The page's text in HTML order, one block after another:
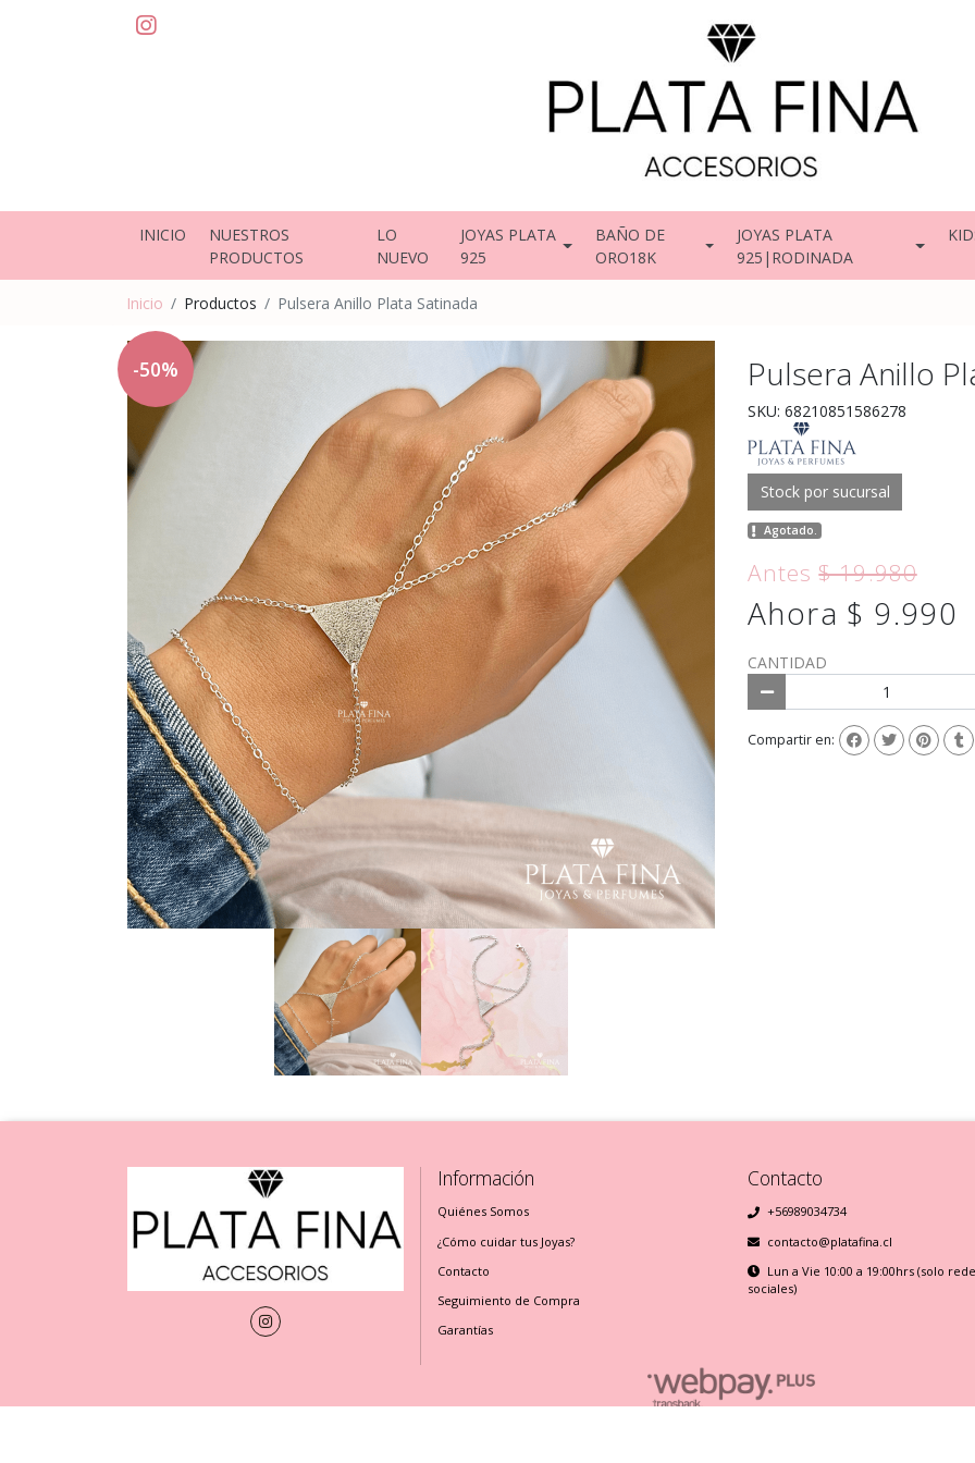
INICIO
NUESTROS
PRODUCTOS
LO
NUEVO
JOYAS PLATA
925
BAÑO DE
ORO18K
JOYAS PLATA
925|RODINADA
Inicio Productos Pulsera Anillo Plata Satinada
-50% Pulsera Anillo
SKU: 68210851586278
Stock por sucursal
Agotado.
Antes$ 19.980
Ahora $ 9.990
CANTIDAD
Compartir en:
Información
Quiénes Somos
¿Cómo cuidar tus Joyas?
Contacto
Seguimiento de Compra
Garantías
Contacto
+56989034734
contacto@platafina.cl
Lun a Vie 10:00 a 19:00hrs (solo
sociales)